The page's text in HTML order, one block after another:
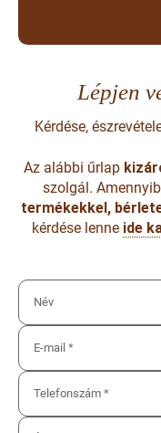
Lépjen
Kérdése,
Az alábbi űrlap
szolgál.
termékekkel,
kérdése lenne ide